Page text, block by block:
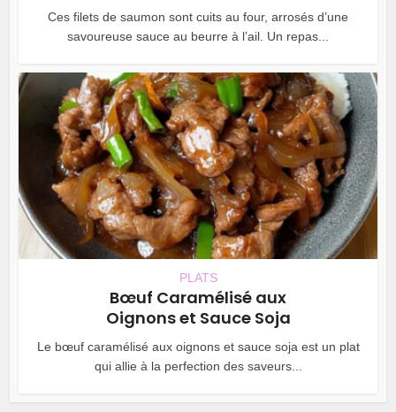
Ces filets de saumon sont cuits au four, arrosés d’une
savoureuse sauce au beurre à l’ail. Un repas...
PLATS
Bœuf Caramélisé aux
Oignons et Sauce Soja
Le bœuf caramélisé aux oignons et sauce soja est un plat
qui allie à la perfection des saveurs...